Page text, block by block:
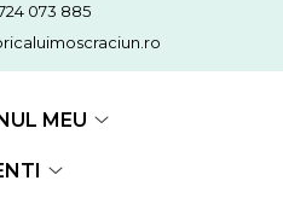
073 885
MEU